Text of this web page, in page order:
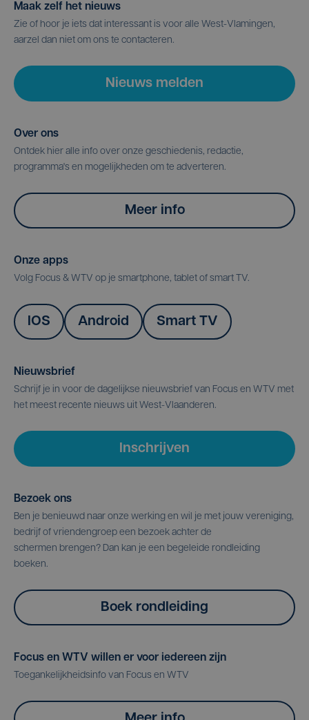
Maak zelf het nieuws
Zie of hoor je iets dat interessant is voor alle West-Vlamingen,
aarzel dan niet om ons te contacteren.
Nieuws melden
Over ons
Ontdek hier alle info over onze geschiedenis, redactie,
programma's en mogelijkheden om te adverteren.
Meer info
Onze apps
Volg Focus & WTV op je smartphone, tablet of smart TV.
IOS Android Smart TV
Nieuwsbrief
Schrijf je in voor de dagelijkse nieuwsbrief van Focus en WTV met
het meest recente nieuws uit West-Vlaanderen.
Inschrijven
Bezoek ons
Ben je benieuwd naar onze werking en wil je met jouw vereniging,
bedrijf of vriendengroep een bezoek achter de
schermen brengen? Dan kan je een begeleide rondleiding
boeken.
Boek rondleiding
Focus en WTV willen er voor iedereen zijn
Toegankelijkheidsinfo van Focus en WTV